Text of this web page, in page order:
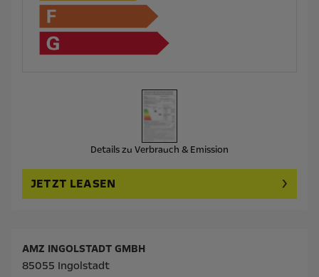
Details zu Verbrauch & Emission
JETZT LEASEN
AMZ INGOLSTADT GMBH
85055 Ingolstadt